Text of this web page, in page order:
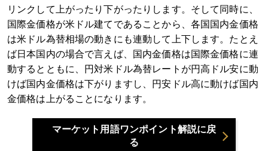
リンクして上がったり下がったりします。そして同時に、
国際金価格が米ドル建てであることから、各国国内金価格
は米ドル為替相場の動きにも連動して上下します。たとえ
ば日本国内の場合で言えば、国内金価格は国際金価格に連
動するとともに、円対米ドル為替レートが円高ドル安に動
けば国内金価格は下がりますし、円安ドル高に動けば国内
金価格は上がることになります。
マーケット用語ワンポイント解説に戻
る